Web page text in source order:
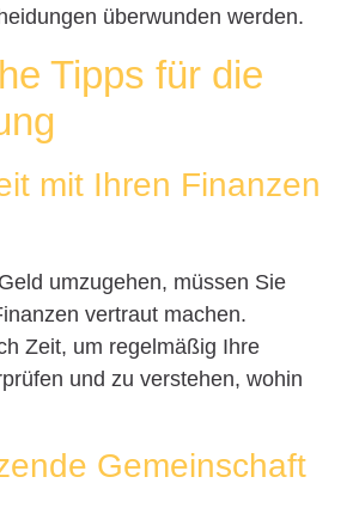
überwunden werden.
Tipps für die
mit Ihren Finanzen
umzugehen, müssen Sie
vertraut machen.
Zeit, um regelmäßig Ihre
und zu verstehen, wohin
Gemeinschaft